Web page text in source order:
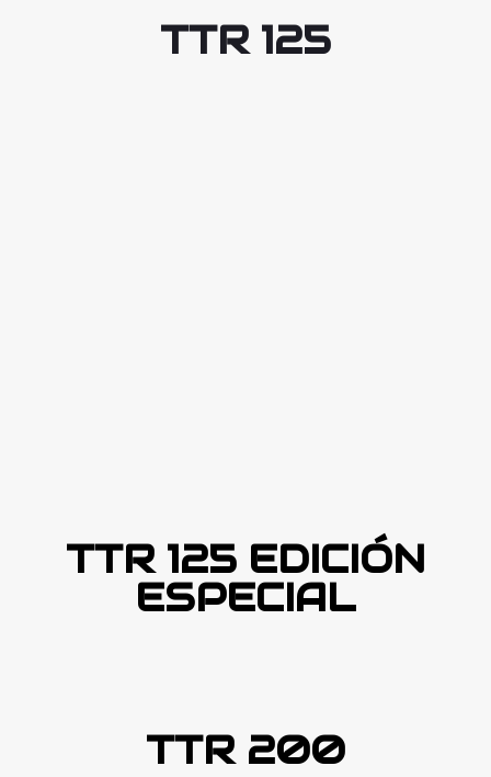
TTR 125
TTR 125 EDICIÓN
ESPECIAL
TTR 200